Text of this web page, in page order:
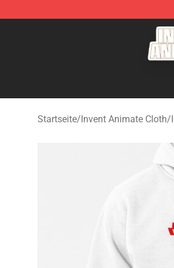
Invent Animate Shop - Official
Startseite/Invent Animate Cloth/